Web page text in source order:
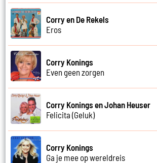
Corry en De Rekels
Eros
Corry Konings
Even geen zorgen
Corry Konings en Johan Heuser
Felicita (Geluk)
Corry Konings
Ga je mee op wereldreis